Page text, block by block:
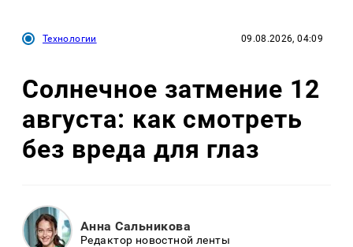
Технологии 09.08.2026, 04:09
Солнечное затмение 12
августа: как смотреть
без вреда для глаз
Анна Сальникова
Редактор новостной ленты